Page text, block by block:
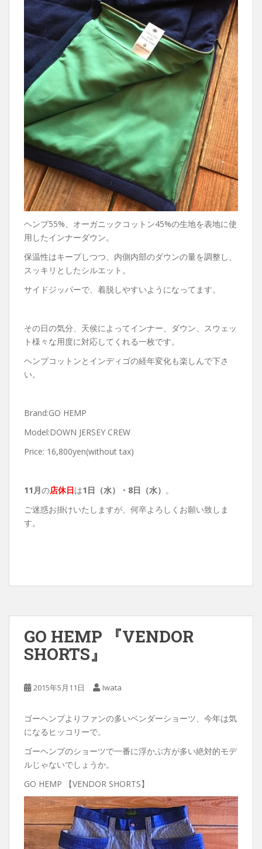
ヘンプ55%、オーガニックコットン45%の生地を表地に使
用したインナーダウン。
保温性はキープしつつ、内側内部のダウンの量を調整し、
スッキリとしたシルエット。
サイドジッパーで、着脱しやすいようになってます。
その日の気分、天侯によってインナー、ダウン、スウェッ
ト様々な用度に対応してくれる一枚です。
ヘンプコットンとインディゴの経年変化も楽しんで下さ
い。
Brand:GO HEMP
Model:DOWN JERSEY CREW
Price: 16,800yen(without tax)
11月の店休日は1日（水） ・8日（水） 。
ご迷惑お掛けいたしますが、何卒よろしくお願い致しま
す。
GO HEMP 『VENDOR
SHORTS』
2015年5月11日 Iwata
ゴーヘンプよりファンの多いベンダーショーツ、今年は気
になるヒッコリーで。
ゴーヘンプのショーツで一番に浮かぶ方が多い絶対的モデ
ルじゃないでしょうか。
GO HEMP 【VENDOR SHORTS】